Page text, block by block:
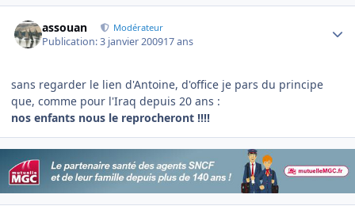
assouan Modérateur
Publication:3 janvier 200917 ans
sans regarder le lien d'Antoine, d'office je pars du principe
que, comme pour l'Iraq depuis 20 ans :
nos enfants nous le reprocheront !!!!